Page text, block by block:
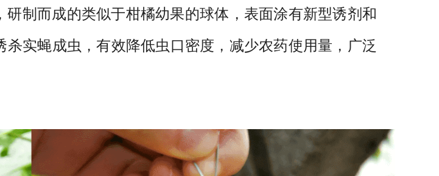
制而成的类似于柑橘幼果的球体，表面涂有新型诱剂和
实蝇成虫，有效降低虫口密度，减少农药使用量，广泛